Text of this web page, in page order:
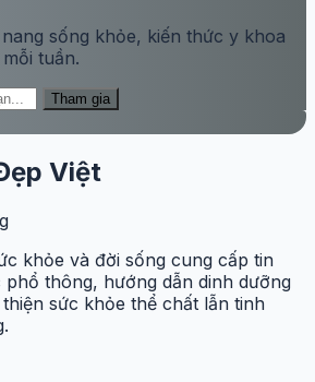
sống khỏe, kiến thức y khoa
tuần.
Tham gia
Việt
khỏe và đời sống cung cấp tin
thông, hướng dẫn dinh dưỡng
sức khỏe thể chất lẫn tinh